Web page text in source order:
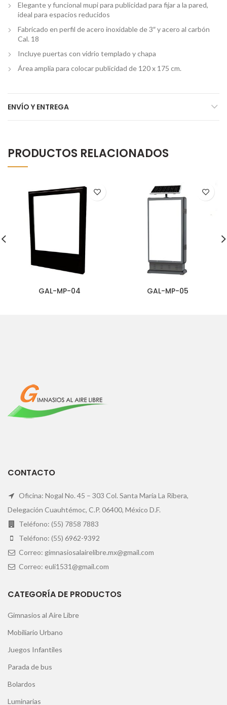
Elegante y funcional mupi para publicidad para fijar a la pared,
ideal para espacios reducidos
Fabricado en perfil de acero inoxidable de 3″ y acero al carbón
Cal. 18
Incluye puertas con vidrio templado y chapa
Área amplia para colocar publicidad de 120 x 175 cm.
ENVÍO Y ENTREGA
PRODUCTOS RELACIONADOS
GAL-MP-04 GAL-MP-05
CONTACTO
Oficina: Nogal No. 45 – 303 Col. Santa María La Ribera,
Delegación Cuauhtémoc, C.P. 06400, México D.F.
Teléfono: (55) 7858 7883
Teléfono: (55) 6962-9392
Correo: gimnasiosalairelibre.mx@gmail.com
Correo: euli1531@gmail.com
CATEGORÍA DE PRODUCTOS
Gimnasios al Aire Libre
Mobiliario Urbano
Juegos Infantiles
Parada de bus
Bolardos
Luminarias